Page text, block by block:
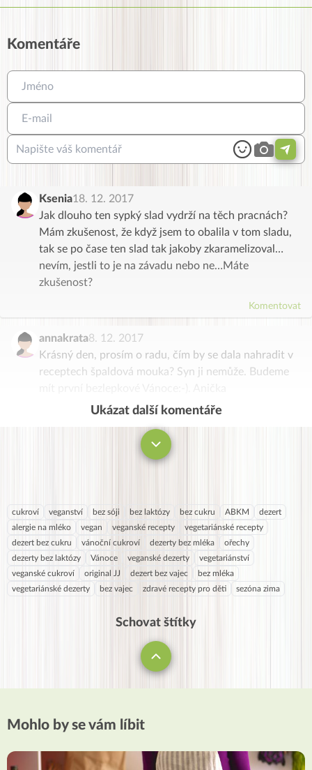
Komentáře
Ksenia18. 12. 2017
Jak dlouho ten sypký slad vydrží na těch pracnách?
Mám zkušenost, že když jsem to obalila v tom sladu,
tak se po čase ten slad tak jakoby zkaramelizoval…
nevím, jestli to je na závadu nebo ne…Máte
zkušenost?
Komentovat
annakrata8. 12. 2017
Krásný den, prosím o radu, čím by se dala nahradit v
receptech špaldová mouka? Syn ji nemůže. Budeme
Ukázat další komentáře
cukroví veganství bez sóji bez laktózy bez cukru ABKM
dezert
alergie na mléko
vegan veganské recepty
vegetariánské recepty
dezert bez cukru
vánoční cukroví dezerty bez mléka
ořechy
dezerty bez laktózy
Vánoce veganské dezerty
vegetariánství
veganské cukroví
original JJ dezert bez vajec
bez mléka
vegetariánské dezerty
bez vajec zdravé recepty pro děti sezóna zima
Schovat štítky
Mohlo by se vám líbit